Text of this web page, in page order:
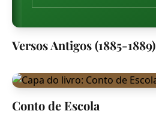
Versos Antigos (1885-1889)
Conto de Escola